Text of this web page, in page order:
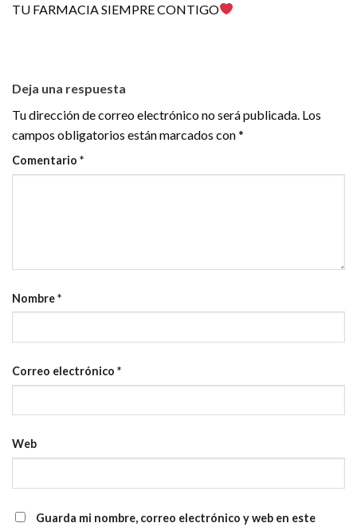
TU FARMACIA SIEMPRE CONTIGO
Deja una respuesta
Tu dirección de correo electrónico no será publicada. Los
campos obligatorios están marcados con*
Comentario *
Nombre*
Correo electrónico *
Web
Guarda mi nombre, correo electrónico y web en este